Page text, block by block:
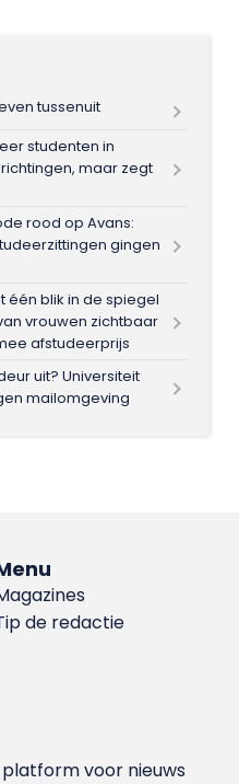
tussenuit
studenten in
maar zegt
rood op Avans:
gingen
één blik in de spiegel
vrouwen zichtbaar
afstudeerprijs
uit? Universiteit
mailomgeving
de redactie
voor nieuws